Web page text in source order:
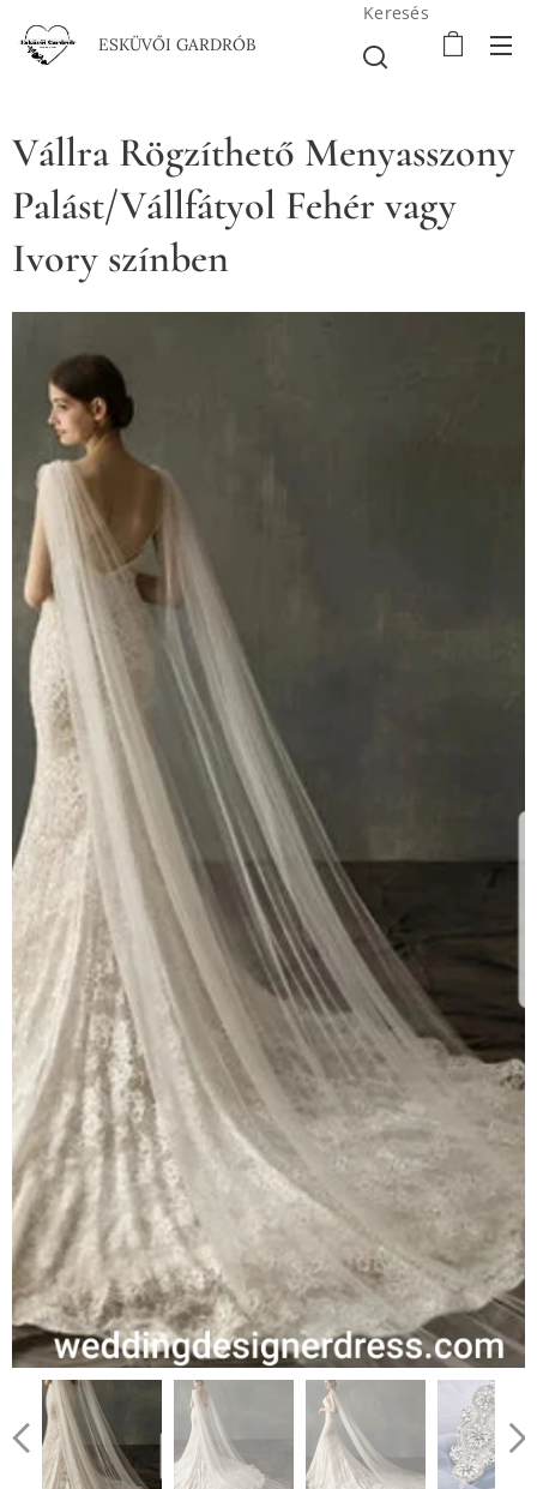
ESKÜVŐI GARDRÓB
Keresés
Vállra Rögzíthető Menyasszony
Palást/Vállfátyol Fehér vagy
Ivory színben